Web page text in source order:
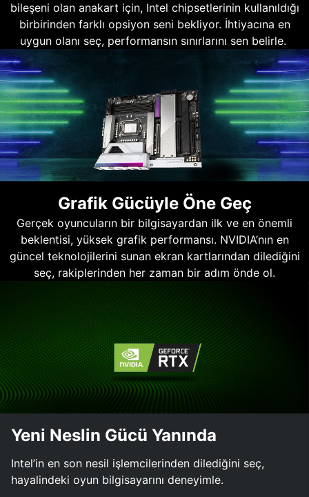
bileşeni olan anakart için, Intel chipsetlerinin kullanıldığı
birbirinden farklı opsiyon seni bekliyor. İhtiyacına en
uygun olanı seç, performansın sınırlarını sen belirle.
Grafik Gücüyle Öne Geç
Gerçek oyuncuların bir bilgisayardan ilk ve en önemli
beklentisi, yüksek grafik performansı. NVIDIA’nın en
güncel teknolojilerini sunan ekran kartlarından dilediğini
seç, rakiplerinden her zaman bir adım önde ol.
Yeni Neslin Gücü Yanında
Intel’in en son nesil işlemcilerinden dilediğini seç,
hayalindeki oyun bilgisayarını deneyimle.